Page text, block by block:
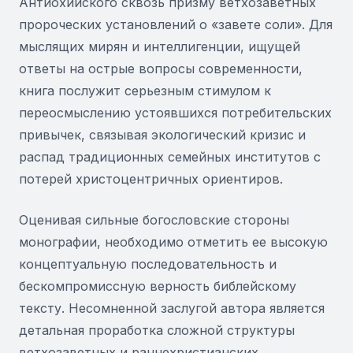
пророческих установлений о «завете соли». Для
мыслящих мирян и интеллигенции, ищущей
ответы на острые вопросы современности,
книга послужит серьезным стимулом к
переосмыслению устоявшихся потребительских
привычек, связывая экологический кризис и
распад традиционных семейных институтов с
потерей христоцентричных ориентиров.
Оценивая сильные богословские стороны
монографии, необходимо отметить ее высокую
концептуальную последовательность и
бескомпромиссную верность библейскому
тексту. Несомненной заслугой автора является
детальная проработка сложной структуры